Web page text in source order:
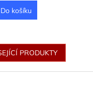
Do košíku
PRODUKTY